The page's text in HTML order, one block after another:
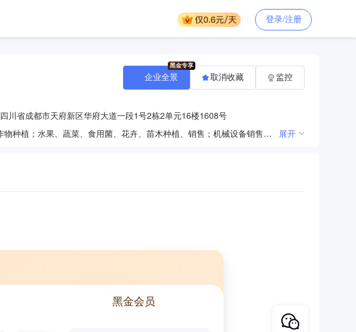
登录/注册
四川省成都市天府新区华府大道一段1号2栋2单元16楼1608号
农业技术开发、技术咨询、技术推广；农业旅游项目开发；病虫害防治服务；农作物种植；水果、蔬菜、食用菌、花卉、苗木种植、销售；机械设备销售、维修；销售：五金交电、建材、化肥、农膜、农药（不含危险品）、不再分装的种子、饲料及添加剂、农副产品、水产品（不含长江流域及天然水域非法捕捞渔获物）、日用品；货物及技术进出口；仓储服务（不含危险品）；计算机软件开发；企业管理咨询。（依法须经批准的项目，经相关部门批准后方可展开经营活动）。 展开
企业全景 取消收藏 监控
黑金会员